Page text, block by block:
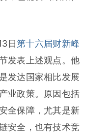
日第十六届财新峰
发表上述观点。他
发达国家相比发展
业政策。原因包括
全保障，尤其是新
安全，也有技术竞